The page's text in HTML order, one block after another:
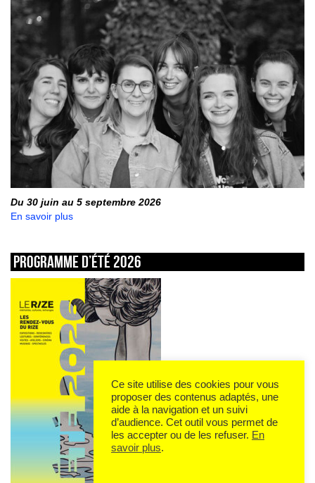
Du 30 juin au 5 septembre 2026
En savoir plus
Programme d’été 2026
Ce site utilise des cookies pour vous
proposer des contenus adaptés, une
aide à la navigation et un suivi
d’audience. Cet outil vous permet de
les accepter ou de les refuser. En
savoir plus.